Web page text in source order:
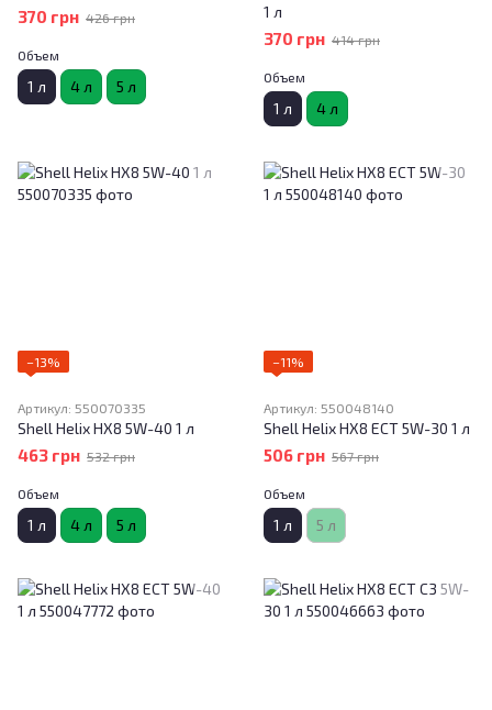
370 грн 426 грн
Объем
1 л 4 л 5 л
1 л
370 грн 414 грн
Объем
1 л 4 л
−13%
Артикул: 550070335
Shell Helix HX8 5W-40 1 л
463 грн 532 грн
Объем
1 л 4 л 5 л
−11%
Артикул: 550048140
Shell Helix HX8 ECT 5W-30 1 л
506 грн 567 грн
Объем
1 л 5 л